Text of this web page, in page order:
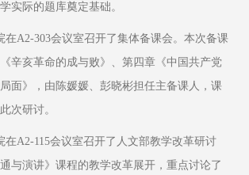
实际的题库奠定基础。
在A2-303会议室召开了集体备课会。本次备课
辛亥革命的成与败》、第四章《中国共产党
面》，由陈媛媛、彭晓彬担任主备课人，课
次研讨。
在A2-115会议室召开了人文部教学改革研讨
与演讲》课程的教学改革展开，重点讨论了